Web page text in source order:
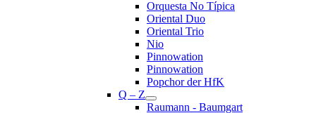
Orquesta No Típica
Oriental Duo
Oriental Trio
Nio
Pinnowation
Pinnowation
Popchor der HfK
Q – Z
Raumann - Baumgart